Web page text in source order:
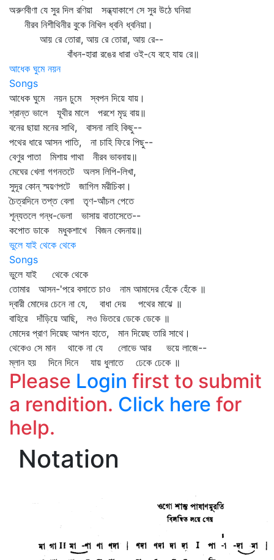
অরুণবীণা যে সুর দিল রণিয়া সন্ধ্যাকাশে সে সুর উঠে ঘনিয়া
নীরব নিশীথিনীর বুকে নিখিল ধ্বনি ধ্বনিয়া।
আয় রে তোরা, আয় রে তোরা, আয় রে--
বাঁধন-হারা রঙের ধারা ওই-যে বহে যায় রে॥
আধেক ঘুমে নয়ন
Songs
আধেক ঘুমে নয়ন চুমে স্বপন দিয়ে যায়।
শ্রান্ত ভালে যূথীর মালে পরশে মৃদু বায়॥
বনের ছায়া মনের সাথি, বাসনা নাহি কিছু--
পথের ধারে আসন পাতি, না চাহি ফিরে পিছু--
বেণুর পাতা মিশায় গাথা নীরব ভাবনায়॥
মেঘের খেলা গগনতটে অলস লিপি-লিখা,
সুদূর কোন্‌ স্ময়ণপটে জাগিল মরীচিকা।
চৈত্রদিনে তপ্ত বেলা তৃণ-আঁচল পেতে
শূন্যতলে গন্ধ-ভেলা ভাসায় বাতাসেতে--
কপোত ডাকে মধুকশাখে বিজন বেদনায়॥
ভুলে যাই থেকে থেকে
Songs
ভুলে যাই থেকে থেকে
তোমার আসন-'পরে বসাতে চাও নাম আমাদের হেঁকে হেঁকে ॥
দ্বারী মোদের চেনে না যে, বাধা দেয় পথের মাঝে ॥
বাহিরে দাঁড়িয়ে আছি, লও ভিতরে ডেকে ডেকে ॥
মোদের প্রাণ দিয়েছ আপন হাতে, মান দিয়েছ তারি সাথে।
থেকেও সে মান থাকে না যে লোভে আর ভয়ে লাজে--
ম্লান হয় দিনে দিনে যায় ধুলাতে ঢেকে ঢেকে ॥
Please Login first to submit
a rendition. Click here for
help.
Notation